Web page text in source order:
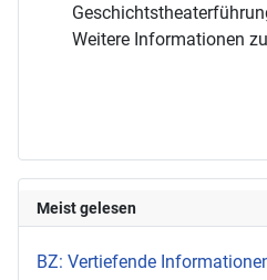
Weitere Informationen
Meist gelesen
BZ: Vertiefende